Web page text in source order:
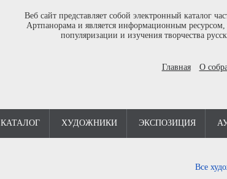
Веб сайт представляет собой электронный каталог
Артпанорама и является информационным
популяризации и изучения творчества
Главная О
КАТАЛОГ ХУДОЖНИКИ ЭКСПОЗИЦИЯ
Все